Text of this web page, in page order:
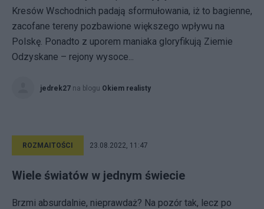
Kresów Wschodnich padają sformułowania, iż to bagienne,
zacofane tereny pozbawione większego wpływu na
Polskę. Ponadto z uporem maniaka gloryfikują Ziemie
Odzyskane – rejony wysoce...
jedrek27 na blogu Okiem realisty
ROZMAITOŚCI 23.08.2022, 11:47
Wiele światów w jednym świecie
Brzmi absurdalnie, nieprawdaż? Na pozór tak, lecz po